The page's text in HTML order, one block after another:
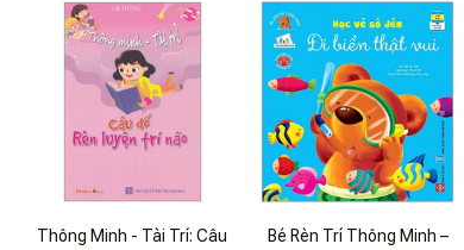
Thông Minh - Tài Trí: Câu
Bé Rèn Trí Thông Minh –